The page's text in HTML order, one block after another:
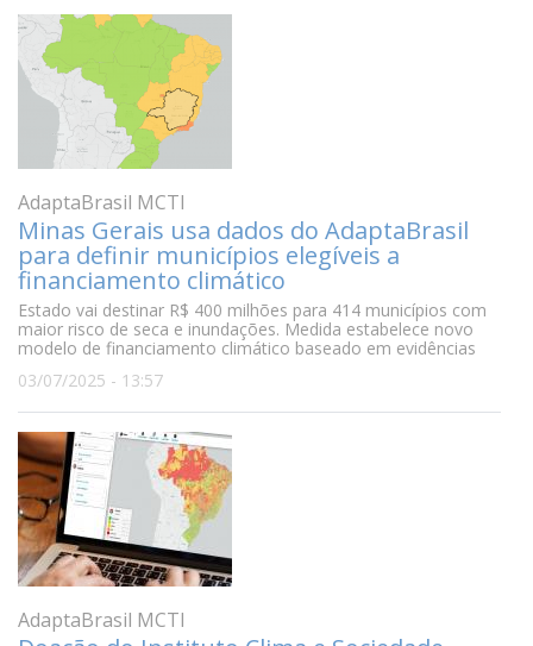
AdaptaBrasil MCTI
Minas Gerais usa dados do AdaptaBrasil
para definir municípios elegíveis a
financiamento climático
Estado vai destinar R$ 400 milhões para 414 municípios com
maior risco de seca e inundações. Medida estabelece novo
modelo de financiamento climático baseado em evidências
03/07/2025 - 13:57
AdaptaBrasil MCTI